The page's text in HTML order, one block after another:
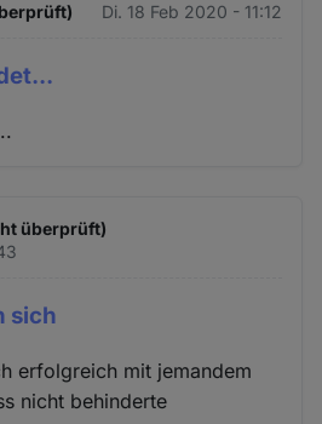
Di. 18 Feb 2020 - 11:12
überprüft)
sich
erfolgreich mit jemandem
nicht behinderte